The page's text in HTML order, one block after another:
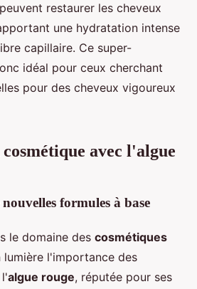
restaurer les cheveux
une hydratation intense
capillaire. Ce super-
idéal pour ceux cherchant
pour des cheveux vigoureux
avec l'algue
formules à base
le domaine des cosmétiques
lumière l'importance des
algue rouge, réputée pour ses